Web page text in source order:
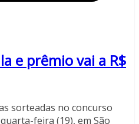
e prêmio vai a R$
sorteadas no concurso
feira (19), em São